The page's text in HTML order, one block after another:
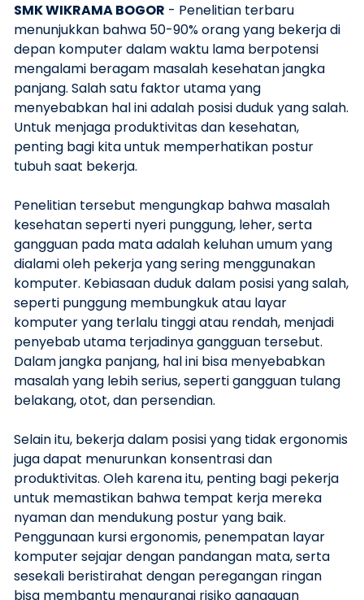
SMK WIKRAMA BOGOR - Penelitian terbaru
menunjukkan bahwa 50-90% orang yang bekerja di
depan komputer dalam waktu lama berpotensi
mengalami beragam masalah kesehatan jangka
panjang. Salah satu faktor utama yang
menyebabkan hal ini adalah posisi duduk yang salah.
Untuk menjaga produktivitas dan kesehatan,
penting bagi kita untuk memperhatikan postur
tubuh saat bekerja.
Penelitian tersebut mengungkap bahwa masalah
kesehatan seperti nyeri punggung, leher, serta
gangguan pada mata adalah keluhan umum yang
dialami oleh pekerja yang sering menggunakan
komputer. Kebiasaan duduk dalam posisi yang salah,
seperti punggung membungkuk atau layar
komputer yang terlalu tinggi atau rendah, menjadi
penyebab utama terjadinya gangguan tersebut.
Dalam jangka panjang, hal ini bisa menyebabkan
masalah yang lebih serius, seperti gangguan tulang
belakang, otot, dan persendian.
Selain itu, bekerja dalam posisi yang tidak ergonomis
juga dapat menurunkan konsentrasi dan
produktivitas. Oleh karena itu, penting bagi pekerja
untuk memastikan bahwa tempat kerja mereka
nyaman dan mendukung postur yang baik.
Penggunaan kursi ergonomis, penempatan layar
komputer sejajar dengan pandangan mata, serta
sesekali beristirahat dengan peregangan ringan
bisa membantu mengurangi risiko gangguan